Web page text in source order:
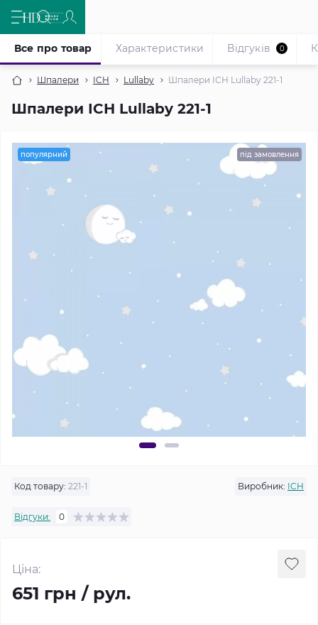
Шпалери ICH Lullaby Шпалери ІСН Lullaby 221-1
Шпалери ІСН Lullaby 221-1
Все про товар Характеристики Відгуків 0
популярний під замовлення
Код товару: 221-1 Виробник: ICH
Відгуки: 0
Ціна:
651 грн / рул.